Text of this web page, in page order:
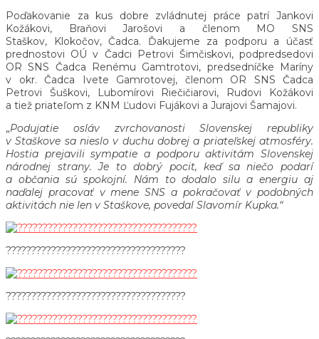
Poďakovanie za kus dobre zvládnutej práce patrí Jankovi
Kožákovi, Braňovi Jarošovi a členom MO SNS
Staškov, Klokočov, Čadca. Ďakujeme za podporu a účasť
prednostovi OÚ v Čadci Petrovi Šimčiskovi, podpredsedovi
OR SNS Čadca Renému Gamtrotovi, predsedníčke Maríny
v okr. Čadca Ivete Gamrotovej, členom OR SNS Čadca
Petrovi Šuškovi, Lubomírovi Riečičiarovi, Rudovi Kožákovi
a tiež priateľom z KNM Ľudovi Fujákovi a Jurajovi Šamajovi.
„Podujatie osláv zvrchovanosti Slovenskej republiky
v Staškove sa nieslo v duchu dobrej a priateľskej atmosféry.
Hostia prejavili sympatie a podporu aktivitám Slovenskej
národnej strany. Je to dobrý pocit, keď sa niečo podarí
a občania sú spokojní. Nám to dodalo silu a energiu aj
naďalej pracovať v mene SNS a pokračovať v podobných
aktivitách nie len v Staškove, povedal Slavomír Kupka.“
????????????????????????????????????
????????????????????????????????????